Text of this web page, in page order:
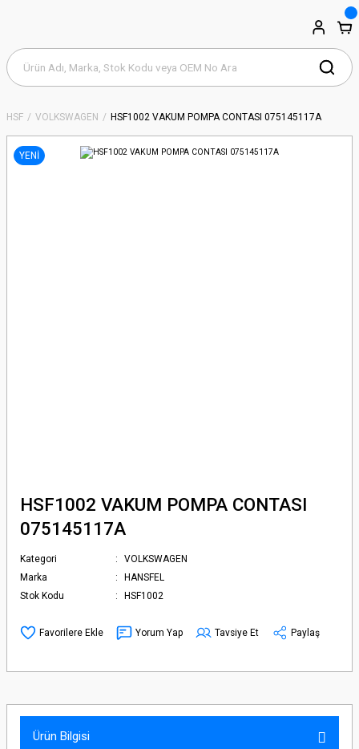
HSF VOLKSWAGEN HSF1002 VAKUM POMPA CONTASI 075145117A
YENİ
HSF1002 VAKUM POMPA CONTASI
075145117A
Kategori
VOLKSWAGEN
Marka
HANSFEL
Stok Kodu
HSF1002
Yorum Yap Tavsiye Et Paylaş
Ürün Bilgisi